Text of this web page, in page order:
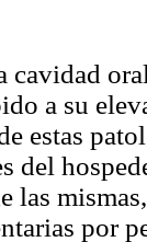
cavidad
a su
estas
del
las
por